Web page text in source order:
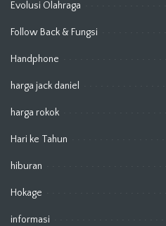
Evolusi Olahraga
Follow Back & Fungsi
Handphone
harga jack daniel
harga rokok
Hari ke Tahun
hiburan
Hokage
informasi